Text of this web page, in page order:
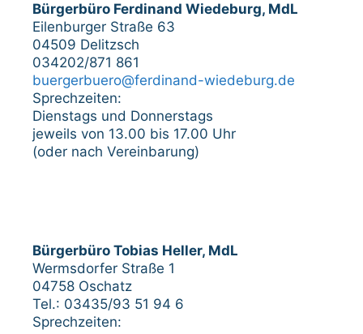
Bürgerbüro Ferdinand Wiedeburg, MdL
Eilenburger Straße 63
04509 Delitzsch
034202/871 861
buergerbuero@ferdinand-wiedeburg.de
Sprechzeiten:
Dienstags und Donnerstags
jeweils von 13.00 bis 17.00 Uhr
(oder nach Vereinbarung)
Bürgerbüro Tobias Heller, MdL
Wermsdorfer Straße 1
04758 Oschatz
Tel.: 03435/93 51 94 6
Sprechzeiten: